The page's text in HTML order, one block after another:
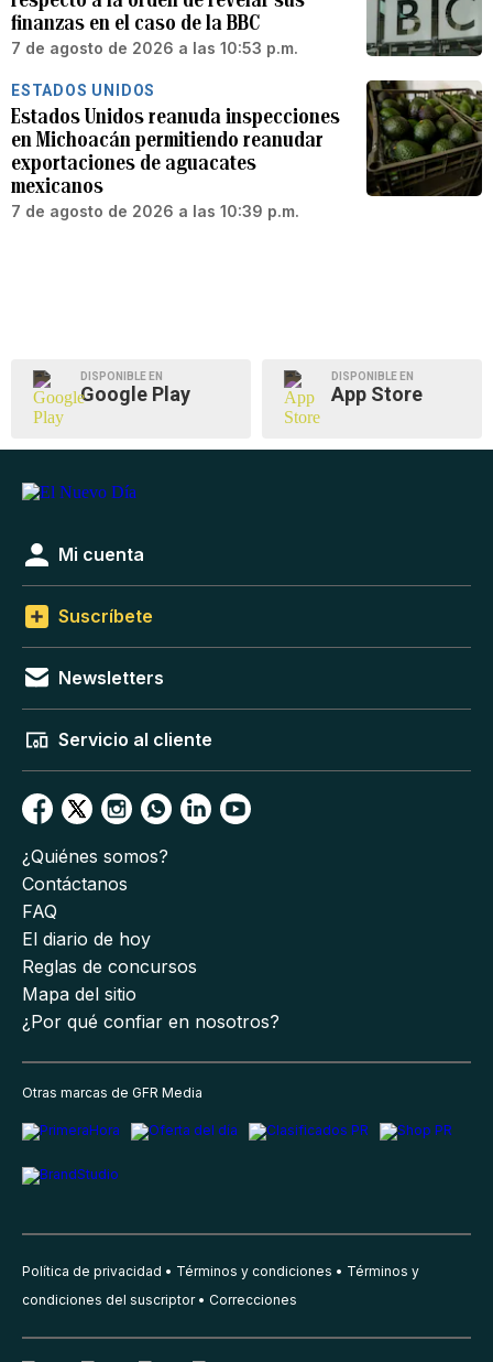
finanzas en el caso de la BBC
7 de agosto de 2026 a las 10:53 p.m.
ESTADOS UNIDOS
Estados Unidos reanuda inspecciones
en Michoacán permitiendo reanudar
exportaciones de aguacates
mexicanos
7 de agosto de 2026 a las 10:39 p.m.
DISPONIBLE EN
Google Play
DISPONIBLE EN
App Store
Mi cuenta
Suscríbete
Newsletters
Servicio al cliente
¿Quiénes somos?
Contáctanos
FAQ
El diario de hoy
Reglas de concursos
Mapa del sitio
¿Por qué confiar en nosotros?
Otras marcas de GFR Media
Política de privacidad Términos y condiciones
Términos y
condiciones del suscriptor
Correcciones